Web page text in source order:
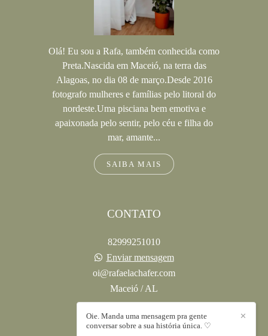
Olá! Eu sou a Rafa, também conhecida como
Preta.Nascida em Maceió, na terra das
Alagoas, no dia 08 de março.Desde 2016
fotografo mulheres e famílias pelo litoral do
nordeste.Uma pisciana bem emotiva e
apaixonada pelo sentir, pelo céu e filha do
mar, amante...
SAIBA MAIS
CONTATO
82999251010
Enviar mensagem
oi@rafaelachafer.com
Maceió / AL
✕
Oie. Manda uma mensagem pra gente
conversar sobre a sua história única. ♡